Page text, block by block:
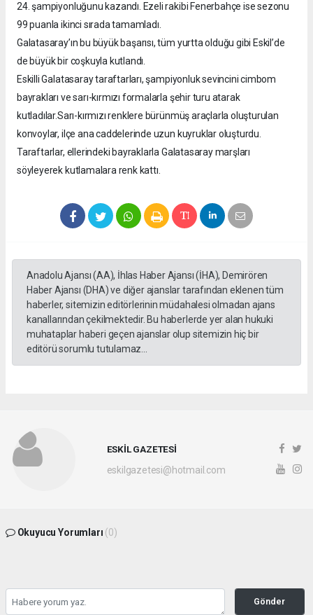
24. şampiyonluğunu kazandı. Ezeli rakibi Fenerbahçe ise sezonu
99 puanla ikinci sırada tamamladı.
Galatasaray’ın bu büyük başarısı, tüm yurtta olduğu gibi Eskil’de
de büyük bir coşkuyla kutlandı.
Eskilli Galatasaray taraftarları, şampiyonluk sevincini cimbom
bayrakları ve sarı-kırmızı formalarla şehir turu atarak
kutladılar.Sarı-kırmızı renklere bürünmüş araçlarla oluşturulan
konvoylar, ilçe ana caddelerinde uzun kuyruklar oluşturdu.
Taraftarlar, ellerindeki bayraklarla Galatasaray marşları
söyleyerek kutlamalara renk kattı.
Anadolu Ajansı (AA), İhlas Haber Ajansı (İHA), Demirören
Haber Ajansı (DHA) ve diğer ajanslar tarafından eklenen tüm
haberler, sitemizin editörlerinin müdahalesi olmadan ajans
kanallarından çekilmektedir. Bu haberlerde yer alan hukuki
muhataplar haberi geçen ajanslar olup sitemizin hiç bir
editörü sorumlu tutulamaz...
ESKİL GAZETESİ
eskilgazetesi@hotmail.com
Okuyucu Yorumları (0)
Gönder